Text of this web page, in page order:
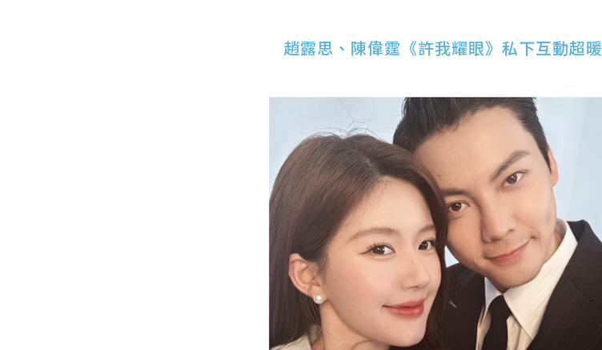
趙露思、陳偉霆《許我耀眼》私下互動超暖